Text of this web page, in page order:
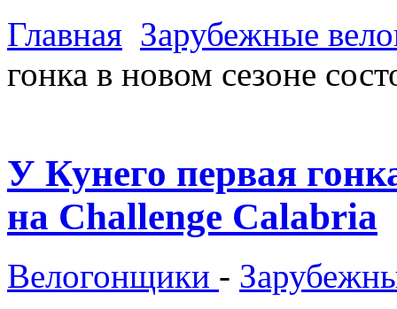
Главная Зарубежные
гонка в новом сезоне
У Кунего первая
на Challenge Calabria
Велогонщики -